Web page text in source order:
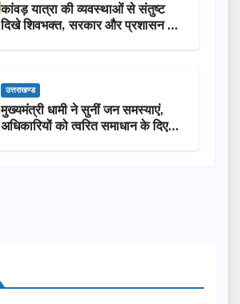
कांवड़ यात्रा की व्यवस्थाओं से संतुष्ट
दिखे शिवभक्त, सरकार और प्रशासन की
उत्तराखण्ड
मुख्यमंत्री धामी ने सुनीं जन समस्याएं,
अधिकारियों को त्वरित समाधान के दिए